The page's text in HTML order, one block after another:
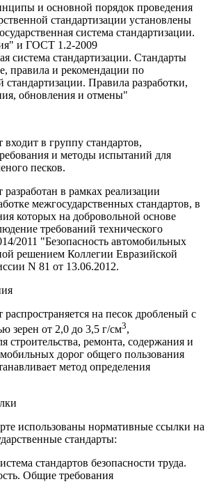
и основной порядок проведения
стандартизации установлены
система стандартизации.
и ГОСТ 1.2-2009
система стандартизации. Стандарты
правила и рекомендации по
стандартизации. Правила разработки,
обновления и отмены"
в группу стандартов,
и методы испытаний для
песков.
в рамках реализации
межгосударственных стандартов, в
которых на добровольной основе
требований технического
2011 "Безопасность автомобильных
решением Коллегии Евразийской
N 81 от 13.06.2012.
на песок дробленый с
зерен от 2,0 до 3,5 г/см3,
строительства, ремонта, содержания и
дорог общего пользования
метод определения
использованы нормативные ссылки на
стандарты:
стандартов безопасности труда.
Общие требования